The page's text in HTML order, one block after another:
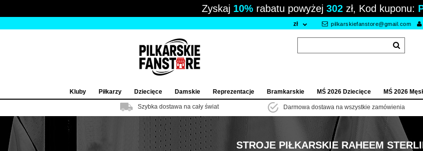
Zyskaj 10% rabatu powyżej 302 zł, Kod kuponu:
zł pilkarskiefanstore@gmail.com
Kluby Piłkarzy Dziecięce Damskie Reprezentacje Bramkarskie MŚ 2026 Dziecięce MŚ 2026
Szybka dostawa na cały świat Darmowa dostawa na wszystkie zamówienia
STROJE PIŁKARSKIE RAHEEM